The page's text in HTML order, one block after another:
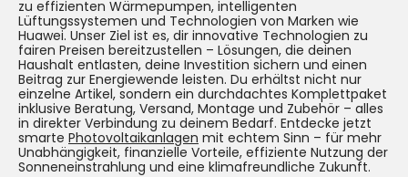
zu effizienten Wärmepumpen, intelligenten
Lüftungssystemen und Technologien von Marken wie
Huawei. Unser Ziel ist es, dir innovative Technologien zu
fairen Preisen bereitzustellen – Lösungen, die deinen
Haushalt entlasten, deine Investition sichern und einen
Beitrag zur Energiewende leisten. Du erhältst nicht nur
einzelne Artikel, sondern ein durchdachtes Komplettpaket
inklusive Beratung, Versand, Montage und Zubehör – alles
in direkter Verbindung zu deinem Bedarf. Entdecke jetzt
smarte Photovoltaikanlagen mit echtem Sinn – für mehr
Unabhängigkeit, finanzielle Vorteile, effiziente Nutzung der
Sonneneinstrahlung und eine klimafreundliche Zukunft.